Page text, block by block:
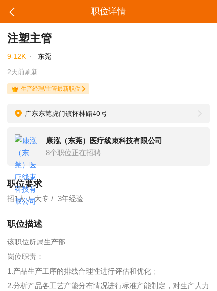
职位详情
注塑主管
9-12K ·
东莞
2天前刷新
生产经理/主管最新职位
广东东莞虎门镇怀林路40号
康泓（东莞）医疗线束科技有限公司
8个职位正在招聘
职位要求
招1人 大专 3年经验
职位描述
该职位所属生产部
岗位职责：
1.产品生产工序的排线合理性进行评估和优化；
2.分析产品各工艺产能分布情况进行标准产能制定，对生产人力